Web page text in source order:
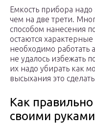
Емкость прибора
чем на две трети.
способом нанесения
остаются
необходимо работать
не удалось избежать
их надо убирать как
высыхания это
Как
своими